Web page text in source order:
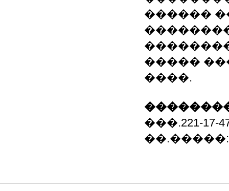
������
�����
����.
���.221-17-
��.�����: